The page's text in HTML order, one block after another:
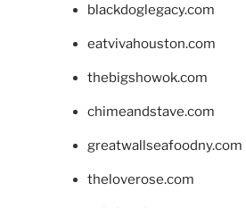
blackdoglegacy.com
eatvivahouston.com
thebigshowok.com
chimeandstave.com
greatwallseafoodny.com
theloverose.com